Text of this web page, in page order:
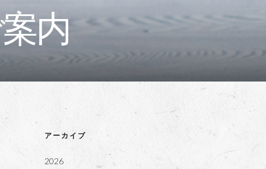
内
アーカイブ
2026